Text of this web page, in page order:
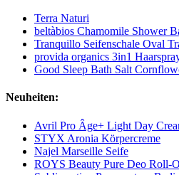
Terra Naturi
beltàbios Chamomile Shower
Tranquillo Seifenschale Oval
provida organics 3in1
Good Sleep Bath Salt
Neuheiten:
Avril Pro Âge+ Light Day
STYX Aronia Körpercreme
Najel Marseille Seife
ROYS Beauty Pure Deo Roll-